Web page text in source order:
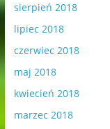
sierpień 2018
lipiec 2018
czerwiec 2018
maj 2018
kwiecień 2018
marzec 2018